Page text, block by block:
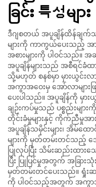
ခြင်း 특성များ
ဒီဂျစတယ် အပူချိန်ထိန်ချက်
များကို ကာကွယ်ပေးသည့် အာ
အစားများကို ပါဝင်သည်။
အပူချိန်များသည် အစီရင်ခံ
သို့မဟုတ် စနစ်မှာ မှားယွင်းလ
အကွာအဝေးမှ အော်လာများဖ
ပေးပါသည်။ အပူချိန်ကို မှ
ချဉ်းကပ်မှုသည် ပစ္စည်းမျာ
တိုင်းခံမှုများနှင့် ကိုက်ညီမှုအ
အပူချိန်သမိုင်းများ၊ အိမ်ထေ
များကို မှတ်တမ်းတင်သည့် ဒေ
ပြုလုပ်ပြီး သိမ်းဆည်းထား
ပြီး ပြုပြင်မှုအတွက် အခြား
မှတ်တမ်းတင်ပေးသည်။ ရှုံးဆ
ကို ပါဝင်သည့်အတွက် အကွာအဝေ